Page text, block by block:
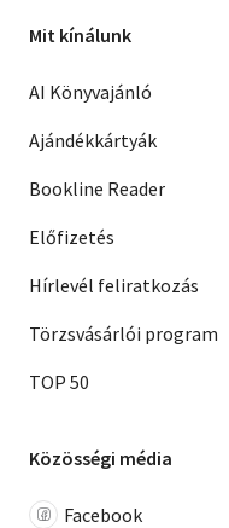
Mit kínálunk
AI Könyvajánló
Ajándékkártyák
Bookline Reader
Előfizetés
Hírlevél feliratkozás
Törzsvásárlói program
TOP 50
Közösségi média
Facebook